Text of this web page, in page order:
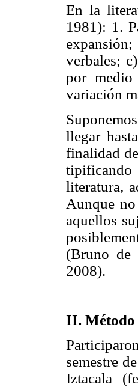
En la
1981): 1.
verbales;
por
variación
llegar
finalidad
tipificando
literatura,
Aunque
aquellos
(Bruno de
2008).
II. Método
semestre
Iztacala